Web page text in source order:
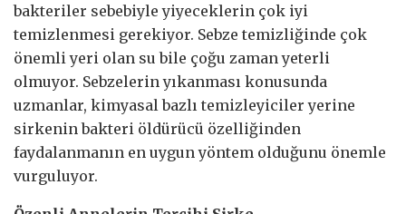
bakteriler sebebiyle yiyeceklerin çok iyi
temizlenmesi gerekiyor. Sebze temizliğinde çok
önemli yeri olan su bile çoğu zaman yeterli
olmuyor. Sebzelerin yıkanması konusunda
uzmanlar, kimyasal bazlı temizleyiciler yerine
sirkenin bakteri öldürücü özelliğinden
faydalanmanın en uygun yöntem olduğunu önemle
vurguluyor.